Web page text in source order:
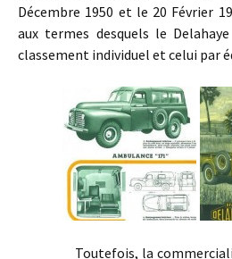
Décembre 1950 et le 20 Février
aux termes desquels le
classement individuel et celui par
Toutefois, la